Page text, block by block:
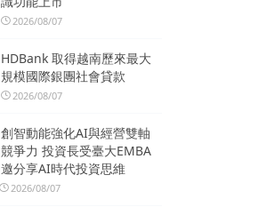
2026/08/07
HDBank 取得越南歷來最大
規模國際銀團社會貸款
2026/08/07
創智動能強化AI與經營雙軸
競爭力 投資長受臺大EMBA
邀分享AI時代投資思維
2026/08/07